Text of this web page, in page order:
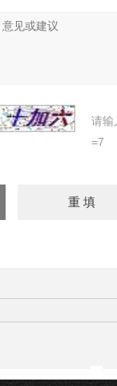
请输
=7